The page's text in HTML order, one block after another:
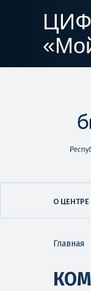
О ЦЕНТРЕ
Главная